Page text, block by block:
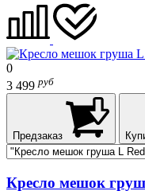
0
3 499 руб
Предзаказ
Кресло мешок